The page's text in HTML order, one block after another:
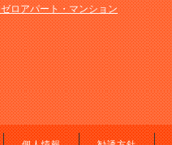
ロアパート・マンション